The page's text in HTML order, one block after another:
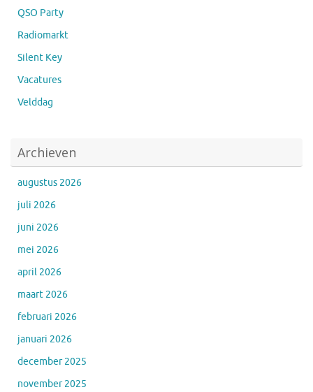
QSO Party
Radiomarkt
Silent Key
Vacatures
Velddag
Archieven
augustus 2026
juli 2026
juni 2026
mei 2026
april 2026
maart 2026
februari 2026
januari 2026
december 2025
november 2025